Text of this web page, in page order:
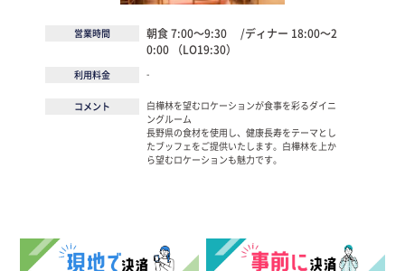
営業時間
朝食 7:00～9:30 /ディナー 18:00～2
0:00 （LO19:30）
利用料金 -
コメント
白樺林を望むロケーションが食事を彩るダイニ
ングルーム
長野県の食材を使用し、健康長寿をテーマとし
たブッフェをご提供いたします。白樺林を上か
ら望むロケーションも魅力です。